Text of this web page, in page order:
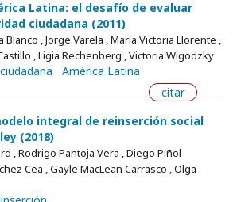
Latina: el desafío de evaluar
ciudadana (2011)
Blanco , Jorge Varela , María Victoria Llorente ,
, Ligia Rechenberg , Victoria Wigodzky
América Latina
citar
integral de reinserción social
(2018)
, Rodrigo Pantoja Vera , Diego Piñol
Cea , Gayle MacLean Carrasco , Olga